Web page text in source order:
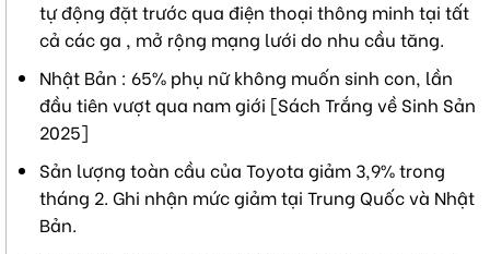
tự động đặt trước qua điện thoại thông minh tại tất
cả các ga , mở rộng mạng lưới do nhu cầu tăng.
Nhật Bản : 65% phụ nữ không muốn sinh con, lần
đầu tiên vượt qua nam giới [Sách Trắng về Sinh Sản
2025]
Sản lượng toàn cầu của Toyota giảm 3,9% trong
tháng 2. Ghi nhận mức giảm tại Trung Quốc và Nhật
Bản.